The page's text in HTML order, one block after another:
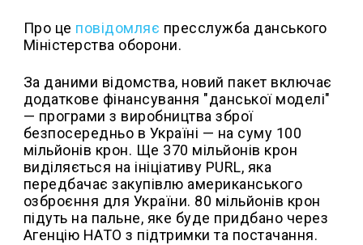
Про це повідомляє пресслужба данського
Міністерства оборони.
За даними відомства, новий пакет включає
додаткове фінансування "данської моделі"
— програми з виробництва зброї
безпосередньо в Україні — на суму 100
мільйонів крон. Ще 370 мільйонів крон
виділяється на ініціативу PURL, яка
передбачає закупівлю американського
озброєння для України. 80 мільйонів крон
підуть на пальне, яке буде придбано через
Агенцію НАТО з підтримки та постачання.